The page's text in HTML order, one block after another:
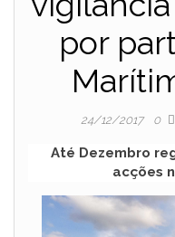
por
24/12/2017 0
Até Dezembro
acções